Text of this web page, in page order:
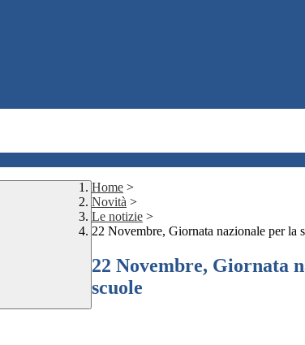
Home >
Novità >
Le notizie >
22 Novembre, Giornata nazionale per la
22 Novembre, Giornata
scuole